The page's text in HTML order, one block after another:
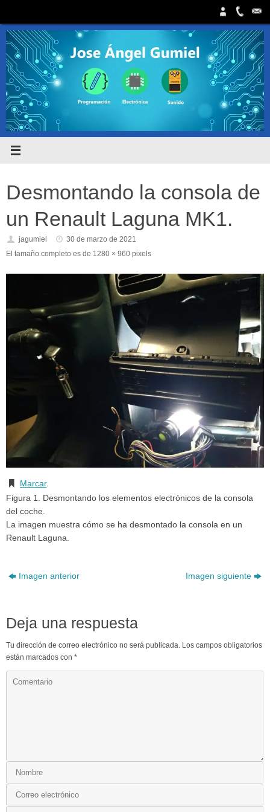
contenido
Desmontando la consola de
un Renault Laguna MK1.
jagumiel
30 de marzo de 2021
El tamaño completo es de 1280 × 960 pixels
Marcar.
Figura 1. Desmontando los elementos electrónicos de la consola
del coche.
La imagen muestra cómo se ha desmontado la consola en un
Renault Laguna.
Imagen anterior Imagen siguiente
Deja una respuesta
Tu dirección de correo electrónico no será publicada. Los campos obligatorios
están marcados con *